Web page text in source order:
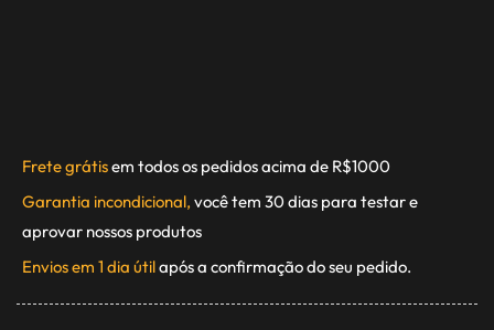
Frete grátisem todos os pedidos acima de R$1000
Garantia incondicional, você tem 30 dias para testar e
aprovar nossos produtos
Envios em 1 dia útilapós a confirmação do seu pedido.